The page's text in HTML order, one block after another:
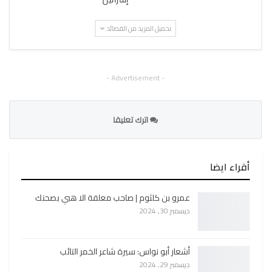
تحميل المزيد من القصائد
- Advertisement -
اترك تعليقا
أقراء ايضا
عمرو بن كلثوم | صاحب معلقة الا هبي بصحنك
ديسمبر 30, 2024
أشعار أبو نواس: سيرة شاعر الخمر التائب
ديسمبر 29, 2024